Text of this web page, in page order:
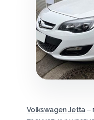
Volkswagen Jetta–